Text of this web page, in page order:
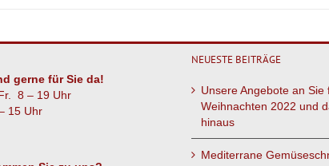
gerne für Sie da!
8 – 19 Uhr
15 Uhr
NEUESTE BEITRÄGE
Unsere Angebote an Sie
Weihnachten 2022 und
hinaus
Mediterrane